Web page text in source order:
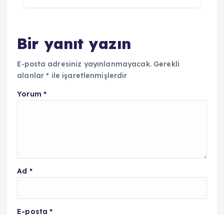
Bir yanıt yazın
E-posta adresiniz yayınlanmayacak. Gerekli
alanlar* ile işaretlenmişlerdir
Yorum *
Ad *
E-posta*